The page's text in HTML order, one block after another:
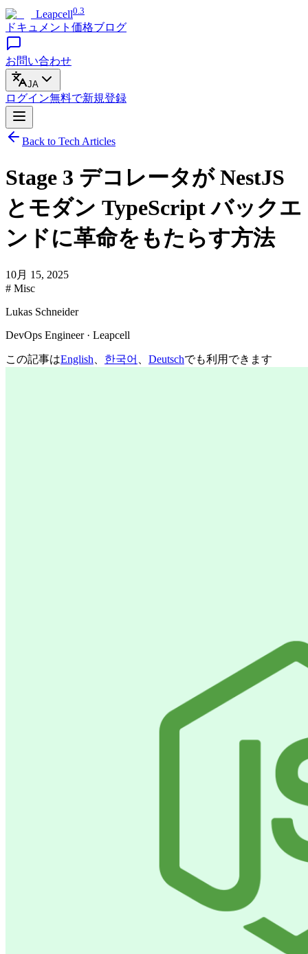
Leapcell0.3
ドキュメント 価格ブログ
お問い合わせ
JA
ログイン無料で新規登録
Back to Tech Articles
Stage 3 デコレータが NestJS
とモダン TypeScript バックエ
ンドに革命をもたらす方法
10月 15, 2025
# Misc
Lukas Schneider
DevOps Engineer · Leapcell
この記事はEnglish 한국어 Deutschでも利用できます